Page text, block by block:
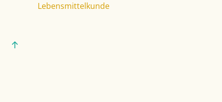
Lebensmittelkunde